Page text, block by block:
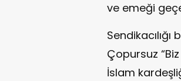
ve emeği
Çopursuz
İslam